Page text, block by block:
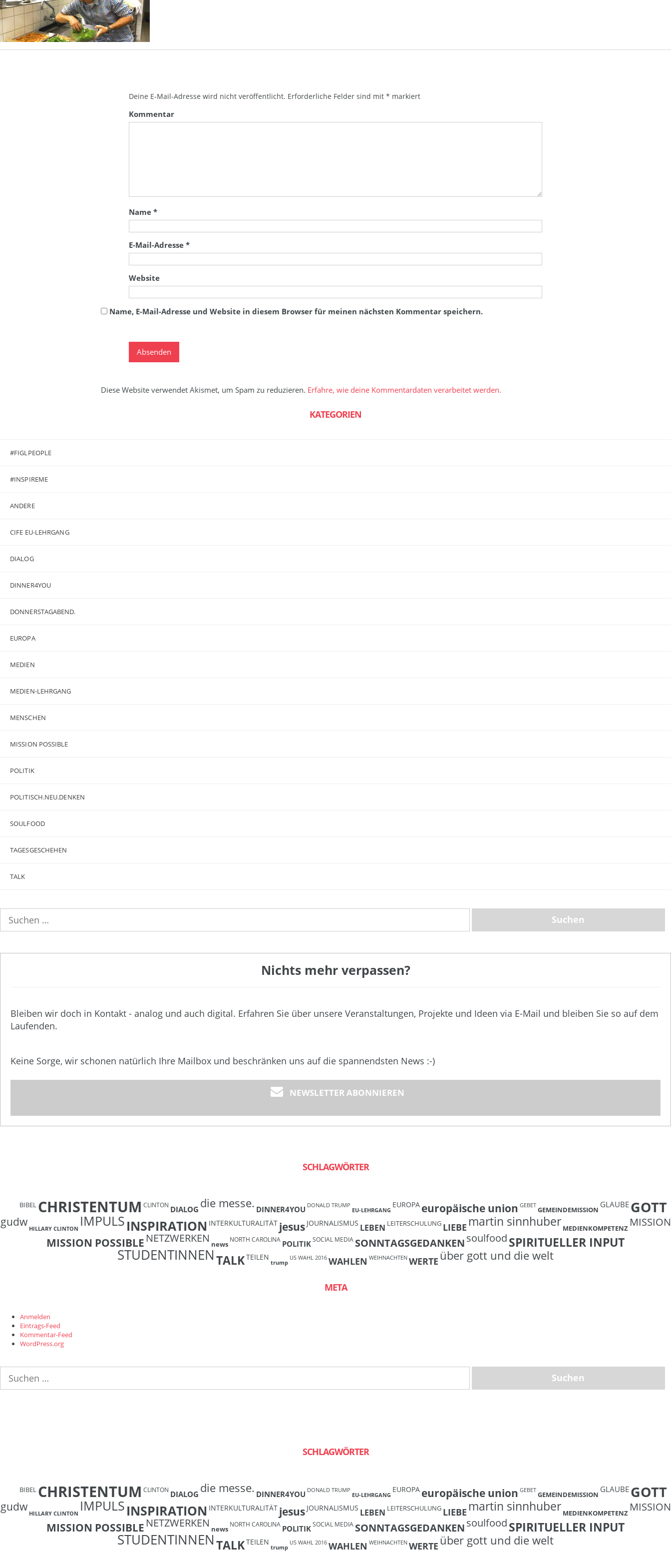
Deine E-Mail-Adresse wird nicht veröffentlicht. Erforderliche Felder sind mit* markiert
Kommentar
Name*
E-Mail-Adresse*
Website
Name, E-Mail-Adresse und Website in diesem Browser für meinen nächsten Kommentar speichern.
Diese Website verwendet Akismet, um Spam zu reduzieren. Erfahre, wie deine Kommentardaten verarbeitet werden.
KATEGORIEN
#FIGLPEOPLE
#INSPIREME
ANDERE
CIFE EU-LEHRGANG
DIALOG
DINNER4YOU
DONNERSTAGABEND.
EUROPA
MEDIEN
MEDIEN-LEHRGANG
MENSCHEN
MISSION POSSIBLE
POLITIK
POLITISCH.NEU.DENKEN
SOULFOOD
TAGESGESCHEHEN
TALK
nach:
Nichts mehr verpassen?
Bleiben wir doch in Kontakt - analog und auch digital. Erfahren Sie über unsere Veranstaltungen, Projekte und Ideen via E-Mail und bleiben Sie so auf dem
Laufenden.
Keine Sorge, wir schonen natürlich Ihre Mailbox und beschränken uns auf die spannendsten News :-)
NEWSLETTER ABONNIEREN
SCHLAGWÖRTER
BIBEL CHRISTENTUM CLINTON DIALOG die messe. DINNER4YOU DONALD TRUMP
EU-LEHRGANG
EUROPA europäische union GEBET GEMEINDEMISSION
GLAUBE GOTT
gudw HILLARY CLINTON IMPULSINSPIRATION INTERKULTURALITÄT jesus JOURNALISMUS LEBEN LEITERSCHULUNG LIEBE martin sinnhuber MEDIENKOMPETENZ MISSION
MISSION POSSIBLE NETZWERKEN news
NORTH CAROLINA POLITIKSOCIAL MEDIA SONNTAGSGEDANKENsoulfoodSPIRITUELLER INPUT
STUDENTINNENTALKTEILEN
trump
US WAHL 2016 WAHLEN WEIHNACHTEN WERTE über gott und die welt
META
Anmelden
Eintrags-Feed
Kommentar-Feed
WordPress.org
nach:
SCHLAGWÖRTER
BIBEL CHRISTENTUM CLINTON DIALOG die messe. DINNER4YOU DONALD TRUMP
EU-LEHRGANG
EUROPA europäische union GEBET GEMEINDEMISSION
GLAUBE GOTT
gudw HILLARY CLINTON IMPULSINSPIRATION INTERKULTURALITÄT jesus JOURNALISMUS LEBEN LEITERSCHULUNG LIEBE martin sinnhuber MEDIENKOMPETENZ MISSION
MISSION POSSIBLE NETZWERKEN news
NORTH CAROLINA POLITIKSOCIAL MEDIA SONNTAGSGEDANKENsoulfoodSPIRITUELLER INPUT
STUDENTINNENTALKTEILEN
trump
US WAHL 2016 WAHLEN WEIHNACHTEN WERTE über gott und die welt